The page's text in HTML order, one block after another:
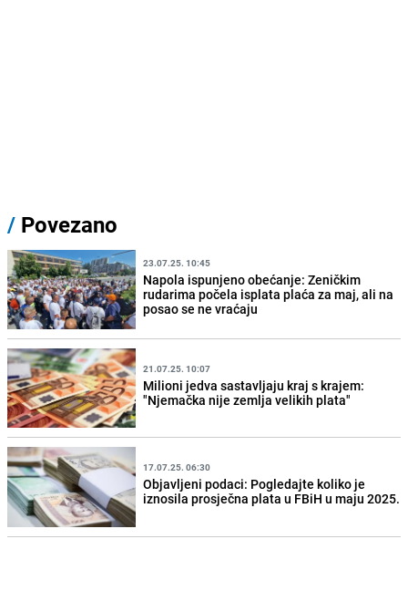
/ Povezano
23.07.25. 10:45
Napola ispunjeno obećanje: Zeničkim
rudarima počela isplata plaća za maj, ali na
posao se ne vraćaju
21.07.25. 10:07
Milioni jedva sastavljaju kraj s krajem:
"Njemačka nije zemlja velikih plata"
17.07.25. 06:30
Objavljeni podaci: Pogledajte koliko je
iznosila prosječna plata u FBiH u maju 2025.